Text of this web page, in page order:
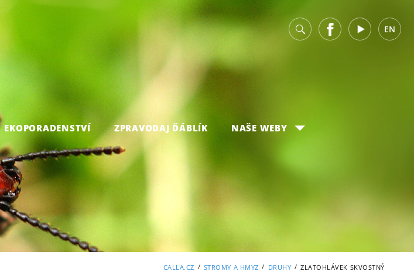
v FacebookYoutube EN
EKOPORADENSTVÍ ZPRAVODAJ ĎÁBLÍK NAŠE WEBY
CALLA.CZ / STROMY A HMYZ / DRUHY / ZLATOHLÁVEK SKVOSTNÝ